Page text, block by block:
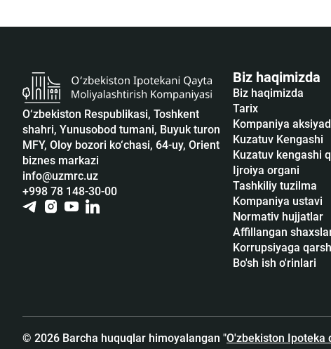
O‘zbekiston Respublikasi, Toshkent
shahri, Yunusobod tumani, Buyuk turon
MFY, Oloy bozori ko‘chasi, 64-uy, Orient
biznes markazi
info@uzmrc.uz
+998 78 148-30-00
Biz haqimizda
Biz haqimizda
Tarix
Kompaniya
Kuzatuv Kengashi
Kuzatuv kengashi
Ijroiya organi
Tashkiliy tuzilma
Kompaniya ustavi
Normativ hujjatlar
Affillangan
Korrupsiyaga
Bo'sh ish o'rinlari
© 2026 Barcha huquqlar himoyalangan "O'zbekiston Ipoteka